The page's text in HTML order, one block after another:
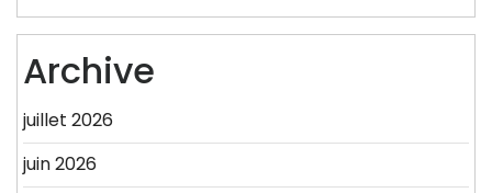
Archive
juillet 2026
juin 2026